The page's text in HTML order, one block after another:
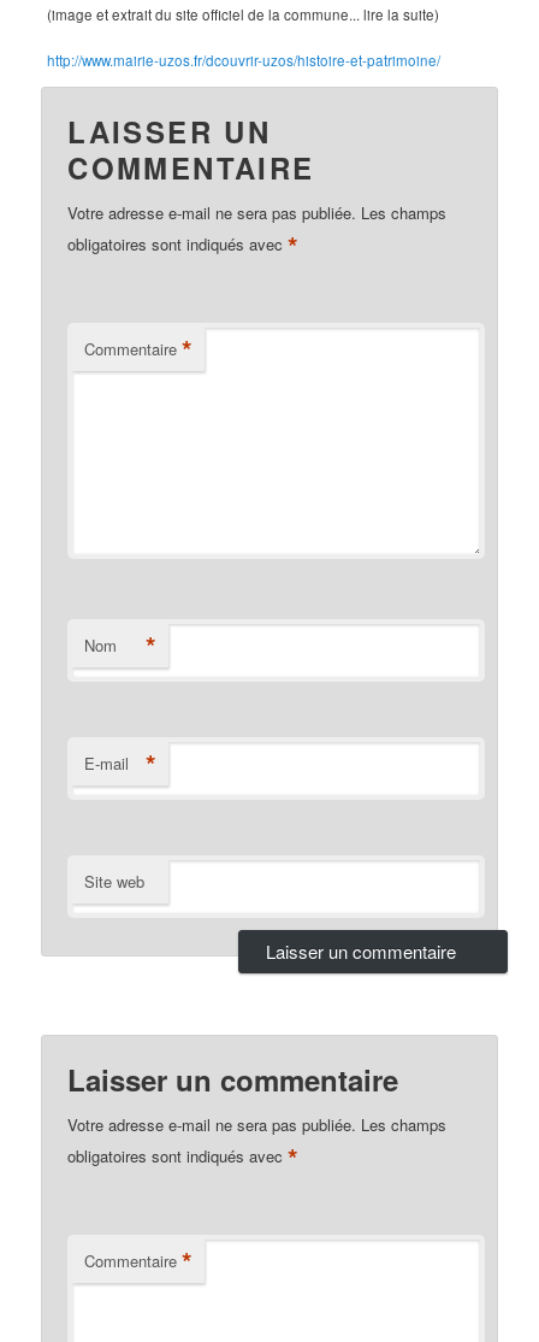
(image et extrait du site officiel de la commune... lire la suite)
http://www.mairie-uzos.fr/dcouvrir-uzos/histoire-et-patrimoine/
LAISSER UN
COMMENTAIRE
Votre adresse e-mail ne sera pas publiée. Les champs
obligatoires sont indiqués avec*
Commentaire *
Nom *
E-mail *
Site web
Laisser un commentaire
Votre adresse e-mail ne sera pas publiée. Les champs
obligatoires sont indiqués avec*
Commentaire *